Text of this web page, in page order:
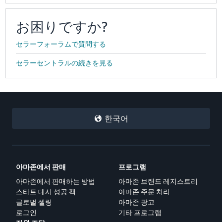
お困りですか?
セラーフォーラムで質問する
セラーセントラルの続きを見る
한국어
아마존에서 판매
아마존에서 판매하는 방법
스타트 대시 성공 팩
글로벌 셀링
로그인
프로그램
아마존 브랜드 레지스트리
아마존 주문 처리
아마존 광고
기타 프로그램